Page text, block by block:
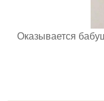
Оказывается